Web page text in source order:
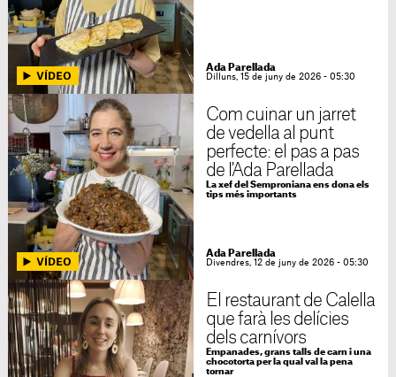
Ada Parellada
Dilluns, 15 de juny de 2026 - 05:30
Com cuinar un jarret
de vedella al punt
perfecte: el pas a pas
de l'Ada Parellada
La xef del Semproniana ens dona els
tips més importants
Ada Parellada
Divendres, 12 de juny de 2026 - 05:30
El restaurant de Calella
que farà les delícies
dels carnívors
Empanades, grans talls de carn i una
chocotorta per la qual val la pena
tornar